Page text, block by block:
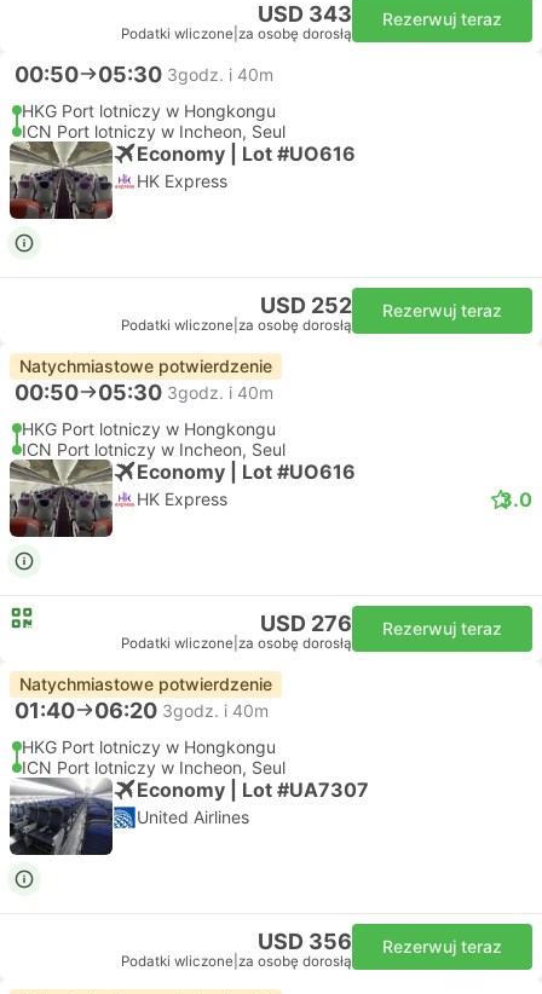
USD 343
Podatki wliczone za osobę dorosłą
Rezerwuj teraz
00:50 05:30 3godz. i 40m
HKG Port lotniczy w Hongkongu
ICN Port lotniczy w Incheon, Seul
Economy | Lot #UO616
HK Express
USD 252
Podatki wliczone za osobę dorosłą
Rezerwuj teraz
Natychmiastowe potwierdzenie
00:50 05:30 3godz. i 40m
HKG Port lotniczy w Hongkongu
ICN Port lotniczy w Incheon, Seul
Economy | Lot #UO616
HK Express 3.0
USD 276
Podatki wliczone za osobę dorosłą
Rezerwuj teraz
Natychmiastowe potwierdzenie
01:40 06:20 3godz. i 40m
HKG Port lotniczy w Hongkongu
ICN Port lotniczy w Incheon, Seul
Economy | Lot #UA7307
United Airlines
USD 356
Podatki wliczone za osobę dorosłą
Rezerwuj teraz